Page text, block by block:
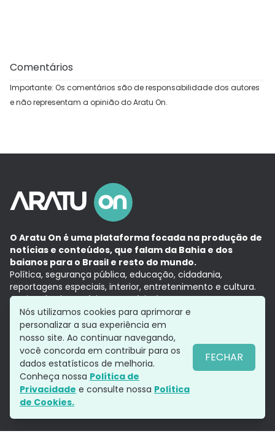
Comentários
Importante: Os comentários são de responsabilidade dos autores
e não representam a opinião do Aratu On.
O Aratu On é uma plataforma focada na produção de
notícias e conteúdos, que falam da Bahia e dos
baianos para o Brasil e resto do mundo.
Política, segurança pública, educação, cidadania,
reportagens especiais, interior, entretenimento e cultura.
Aqui, tudo vira notícia e a notícia é no tempo presente,
com a credibilidade do Grupo Aratu.
Grupo Aratu
Política de privacidade
Siga-nos
Nós utilizamos cookies para aprimorar e
personalizar a sua experiência em
nosso site. Ao continuar navegando,
você concorda em contribuir para os
dados estatísticos de melhoria.
Conheça nossa Política de
Privacidade e consulte nossa Política
de Cookies.
FECHAR